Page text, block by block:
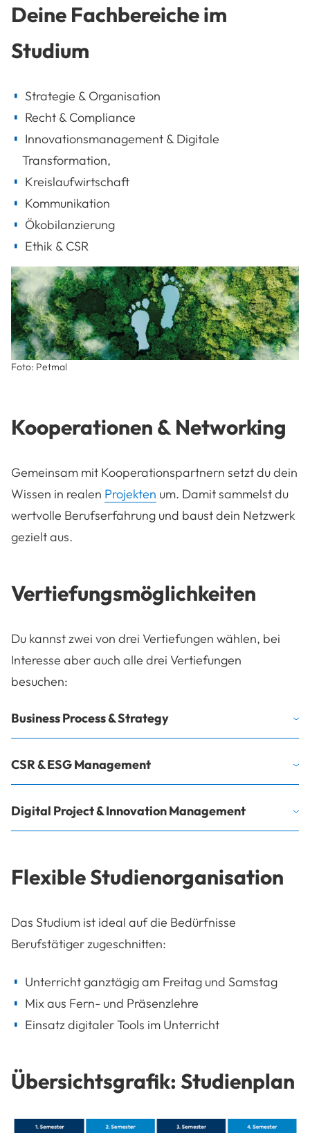
Deine Fachbereiche im
Studium
Strategie & Organisation
Recht & Compliance
Innovationsmanagement & Digitale
Transformation,
Kreislaufwirtschaft
Kommunikation
Ökobilanzierung
Ethik & CSR
Foto: Petmal
Kooperationen & Networking
Gemeinsam mit Kooperationspartnern setzt du dein
Wissen in realen Projekten um. Damit sammelst du
wertvolle Berufserfahrung und baust dein Netzwerk
gezielt aus.
Vertiefungsmöglichkeiten
Du kannst zwei von drei Vertiefungen wählen, bei
Interesse aber auch alle drei Vertiefungen
besuchen:
Business Process & Strategy
CSR & ESG Management
Digital Project & Innovation Management
Flexible Studienorganisation
Das Studium ist ideal auf die Bedürfnisse
Berufstätiger zugeschnitten:
Unterricht ganztägig am Freitag und Samstag
Mix aus Fern- und Präsenzlehre
Einsatz digitaler Tools im Unterricht
Übersichtsgrafik: Studienplan